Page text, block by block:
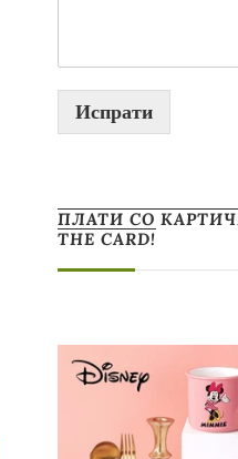
Испрати
ПЛАТИ СО
THE CARD!